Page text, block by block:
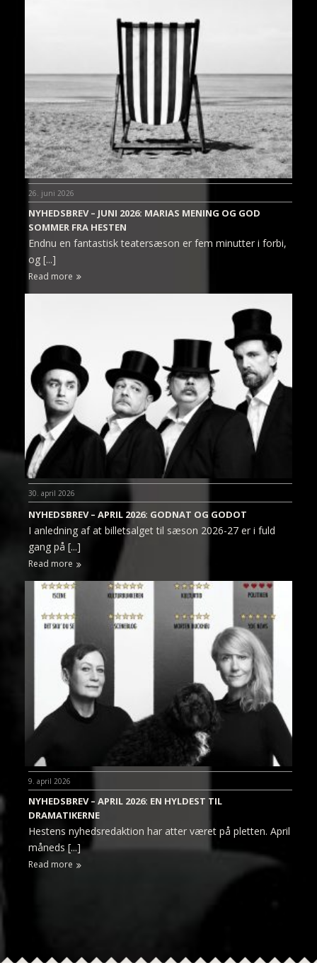
26. juni 2026
NYHEDSBREV – JUNI 2026: MARIAS MENING OG GOD
SOMMER FRA HESTEN
Endnu en fantastisk teatersæson er fem minutter i forbi,
og [...]
Read more
30. april 2026
NYHEDSBREV – APRIL 2026: GODNAT OG GODOT
I anledning af at billetsalget til sæson 2026-27 er i fuld
gang på [...]
Read more
9. april 2026
NYHEDSBREV – APRIL 2026: EN HYLDEST TIL
DRAMATIKERNE
Hestens nyhedsredaktion har atter været på pletten. April
måneds [...]
Read more